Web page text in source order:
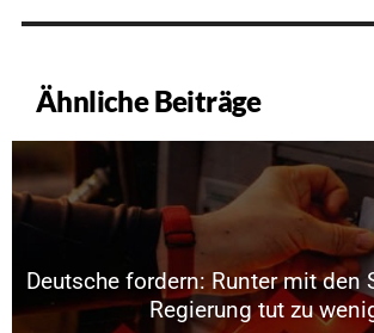
Ähnliche Beiträge
Deutsche fordern: Runter mit den
Regierung tut zu